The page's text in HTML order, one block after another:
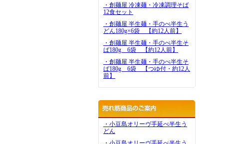
・創麺屋 冷凍麺・冷凍調理そば
12食セット
・創麺屋 半生麺・手のべ半生う
どん180g×6袋 【約12人前】
・創麺屋 半生麺・手のべ半生そ
ば180g 6袋 【約12人前】
・創麺屋 半生麺・手のべ半生そ
ば180g 6袋 【つゆ付・約12人
前】
・小豆島オリーヴ手延べ半生う
どん